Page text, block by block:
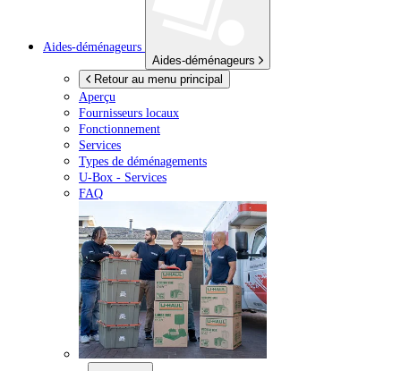
Aides-déménageurs
Aides-déménageurs
Retour au menu principal
Aperçu
Fournisseurs locaux
Fonctionnement
Services
Types de déménagements
U-Box - Services
FAQ